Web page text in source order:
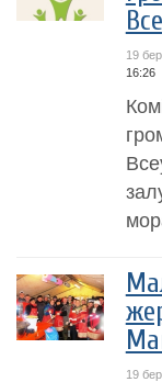
19
16:26
19